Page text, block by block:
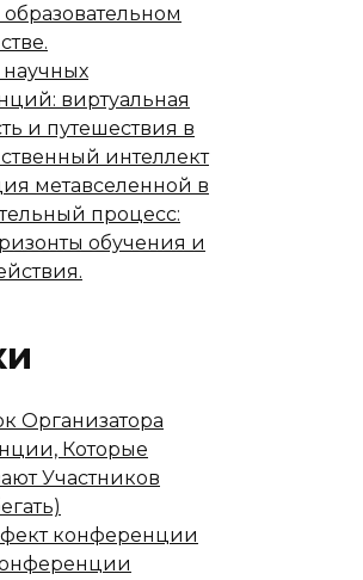
виртуальная
и путешествия в
интеллект
метавселенной в
процесс:
обучения и
Организатора
Которые
Участников
конференции